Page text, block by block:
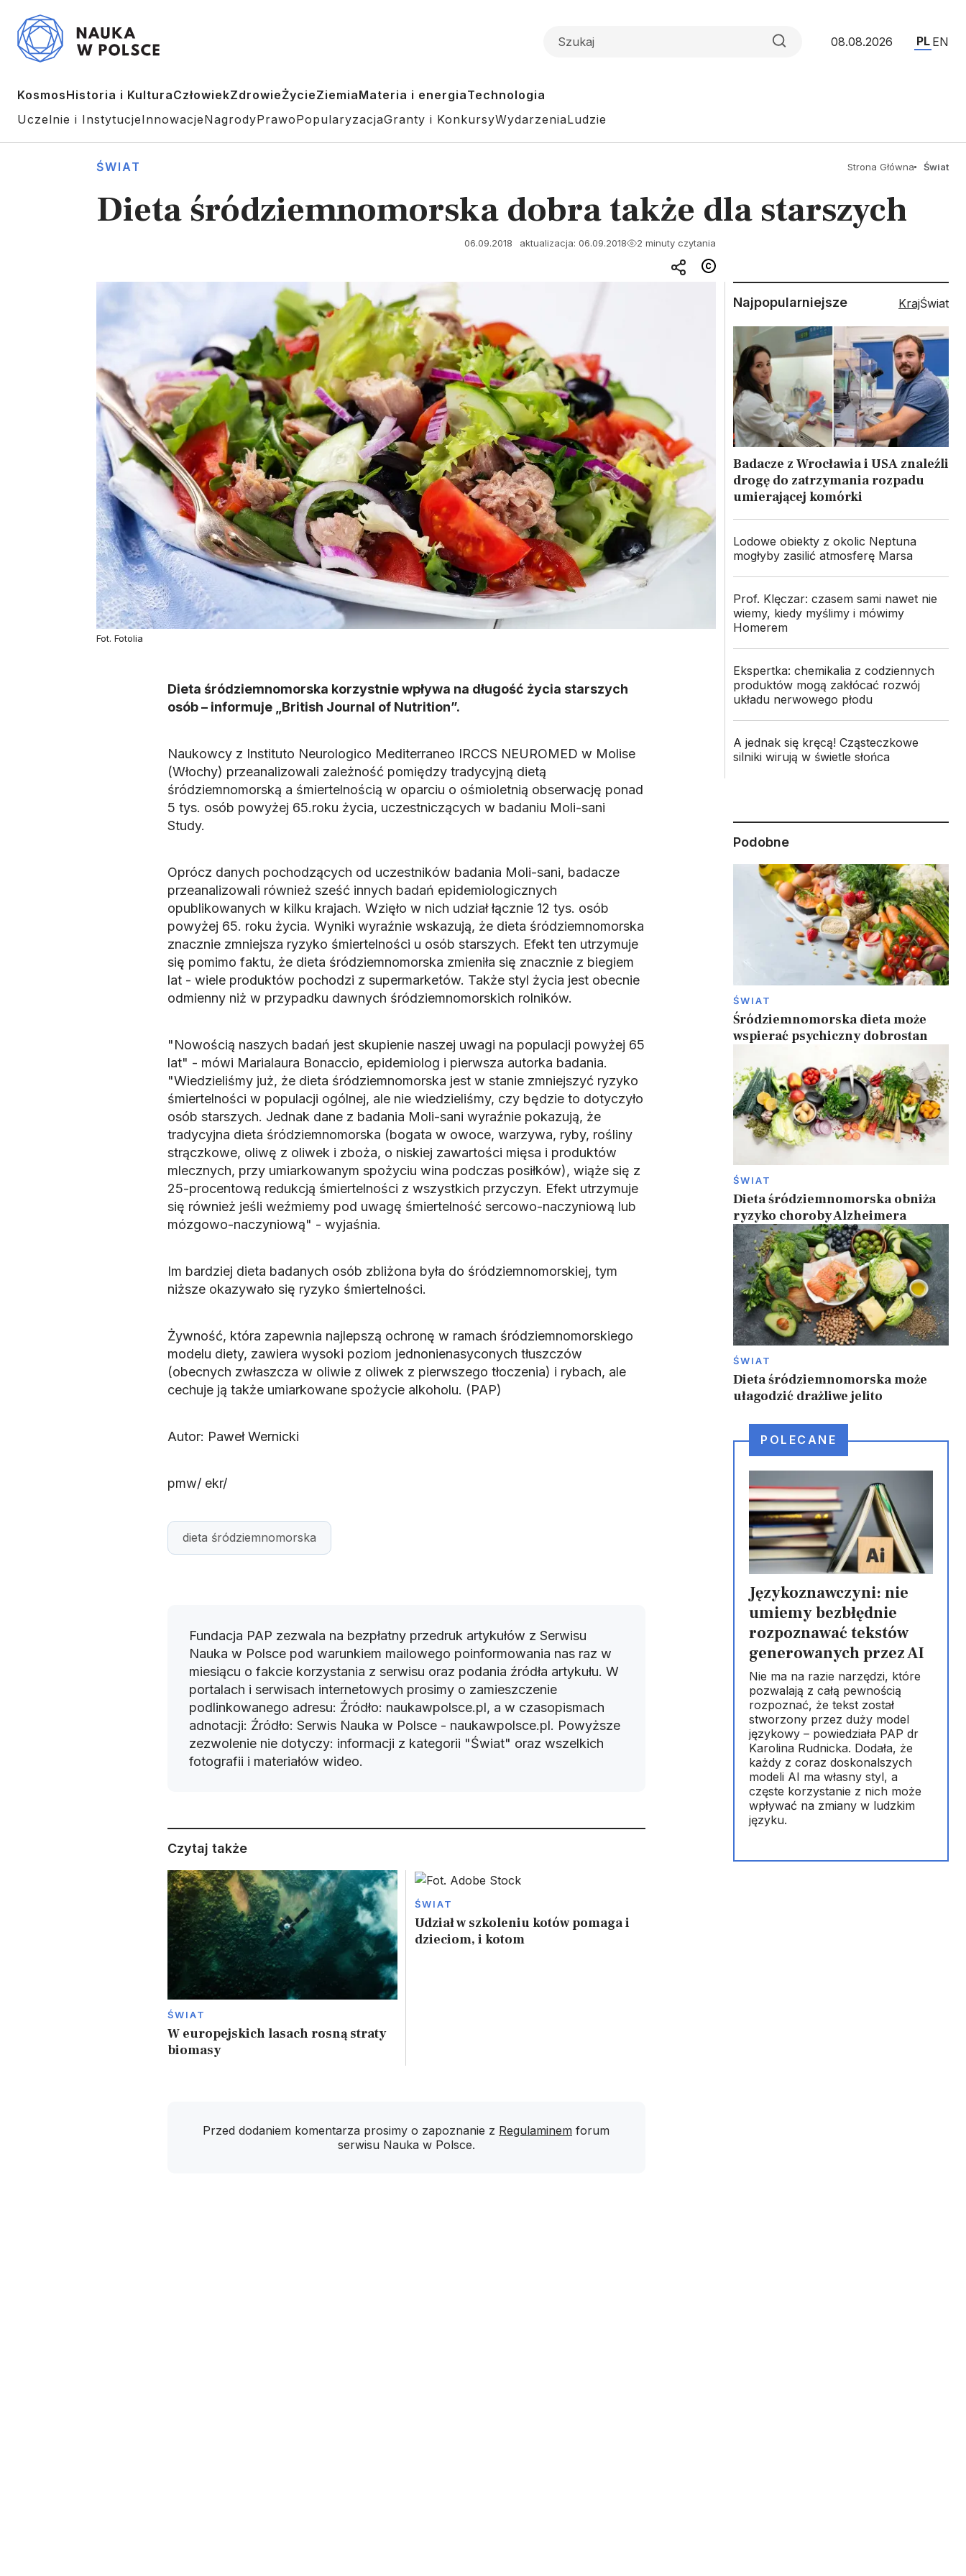
08.08.2026 PL EN
KosmosHistoria i KulturaCzłowiekZdrowieŻycieZiemiaMateria i energiaTechnologia
Uczelnie i InstytucjeInnowacjeNagrodyPrawoPopularyzacjaGranty i KonkursyWydarzeniaLudzie
ŚWIAT Strona Główna Świat
Dieta śródziemnomorska dobra także dla starszych
06.09.2018 aktualizacja: 06.09.2018 2 minuty czytania
Fot. Fotolia
Dieta śródziemnomorska korzystnie wpływa na długość życia starszych
osób – informuje „British Journal of Nutrition”.
Naukowcy z Instituto Neurologico Mediterraneo IRCCS NEUROMED w Molise
(Włochy) przeanalizowali zależność pomiędzy tradycyjną dietą
śródziemnomorską a śmiertelnością w oparciu o ośmioletnią obserwację ponad
5 tys. osób powyżej 65.roku życia, uczestniczących w badaniu Moli-sani
Study.
Oprócz danych pochodzących od uczestników badania Moli-sani, badacze
przeanalizowali również sześć innych badań epidemiologicznych
opublikowanych w kilku krajach. Wzięło w nich udział łącznie 12 tys. osób
powyżej 65. roku życia. Wyniki wyraźnie wskazują, że dieta śródziemnomorska
znacznie zmniejsza ryzyko śmiertelności u osób starszych. Efekt ten utrzymuje
się pomimo faktu, że dieta śródziemnomorska zmieniła się znacznie z biegiem
lat - wiele produktów pochodzi z supermarketów. Także styl życia jest obecnie
odmienny niż w przypadku dawnych śródziemnomorskich rolników.
"Nowością naszych badań jest skupienie naszej uwagi na populacji powyżej 65
lat" - mówi Marialaura Bonaccio, epidemiolog i pierwsza autorka badania.
"Wiedzieliśmy już, że dieta śródziemnomorska jest w stanie zmniejszyć ryzyko
śmiertelności w populacji ogólnej, ale nie wiedzieliśmy, czy będzie to dotyczyło
osób starszych. Jednak dane z badania Moli-sani wyraźnie pokazują, że
tradycyjna dieta śródziemnomorska (bogata w owoce, warzywa, ryby, rośliny
strączkowe, oliwę z oliwek i zboża, o niskiej zawartości mięsa i produktów
mlecznych, przy umiarkowanym spożyciu wina podczas posiłków), wiąże się z
25-procentową redukcją śmiertelności z wszystkich przyczyn. Efekt utrzymuje
się również jeśli weźmiemy pod uwagę śmiertelność sercowo-naczyniową lub
mózgowo-naczyniową" - wyjaśnia.
Im bardziej dieta badanych osób zbliżona była do śródziemnomorskiej, tym
niższe okazywało się ryzyko śmiertelności.
Żywność, która zapewnia najlepszą ochronę w ramach śródziemnomorskiego
modelu diety, zawiera wysoki poziom jednonienasyconych tłuszczów
(obecnych zwłaszcza w oliwie z oliwek z pierwszego tłoczenia) i rybach, ale
cechuje ją także umiarkowane spożycie alkoholu. (PAP)
Autor: Paweł Wernicki
pmw/ ekr/
dieta śródziemnomorska
Fundacja PAP zezwala na bezpłatny przedruk artykułów z Serwisu
Nauka w Polsce pod warunkiem mailowego poinformowania nas raz w
miesiącu o fakcie korzystania z serwisu oraz podania źródła artykułu. W
portalach i serwisach internetowych prosimy o zamieszczenie
podlinkowanego adresu: Źródło: naukawpolsce.pl, a w czasopismach
adnotacji: Źródło: Serwis Nauka w Polsce - naukawpolsce.pl. Powyższe
zezwolenie nie dotyczy: informacji z kategorii "Świat" oraz wszelkich
fotografii i materiałów wideo.
Czytaj także
ŚWIAT
W europejskich lasach rosną straty
biomasy
ŚWIAT
Udział w szkoleniu kotów pomaga i
dzieciom, i kotom
Przed dodaniem komentarza prosimy o zapoznanie z Regulaminem forum
serwisu Nauka w Polsce.
Najpopularniejsze KrajŚwiat
Badacze z Wrocławia i USA znaleźli
drogę do zatrzymania rozpadu
umierającej komórki
Lodowe obiekty z okolic Neptuna
mogłyby zasilić atmosferę Marsa
Prof. Klęczar: czasem sami nawet nie
wiemy, kiedy myślimy i mówimy
Homerem
Ekspertka: chemikalia z codziennych
produktów mogą zakłócać rozwój
układu nerwowego płodu
A jednak się kręcą! Cząsteczkowe
silniki wirują w świetle słońca
Podobne
ŚWIAT
Śródziemnomorska dieta może
wspierać psychiczny dobrostan
ŚWIAT
Dieta śródziemnomorska obniża
ryzyko choroby Alzheimera
ŚWIAT
Dieta śródziemnomorska może
ułagodzić drażliwe jelito
POLECANE
Językoznawczyni: nie
umiemy bezbłędnie
rozpoznawać tekstów
generowanych przez AI
Nie ma na razie narzędzi, które
pozwalają z całą pewnością
rozpoznać, że tekst został
stworzony przez duży model
językowy – powiedziała PAP dr
Karolina Rudnicka. Dodała, że
każdy z coraz doskonalszych
modeli AI ma własny styl, a
częste korzystanie z nich może
wpływać na zmiany w ludzkim
języku.